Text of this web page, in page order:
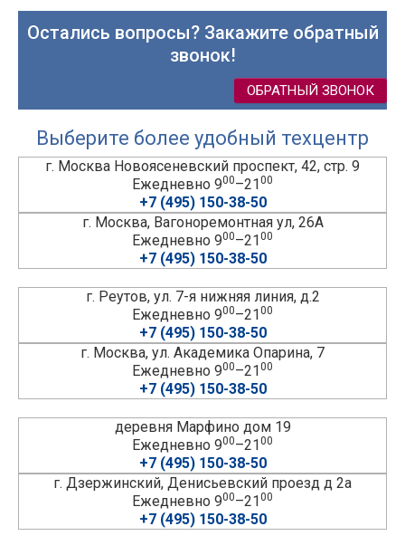
Остались вопросы? Закажите обратный
звонок!
ОБРАТНЫЙ ЗВОНОК
Выберите более удобный техцентр
г. Москва Новоясеневский проспект, 42, стр. 9
Ежедневно 900–2100
+7 (495) 150-38-50
г. Москва, Вагоноремонтная ул, 26А
Ежедневно 900–2100
+7 (495) 150-38-50
г. Реутов, ул. 7-я нижняя линия, д.2
Ежедневно 900–2100
+7 (495) 150-38-50
г. Москва, ул. Академика Опарина, 7
Ежедневно 900–2100
+7 (495) 150-38-50
деревня Марфино дом 19
Ежедневно 900–2100
+7 (495) 150-38-50
г. Дзержинский, Денисьевский проезд д 2а
Ежедневно 900–2100
+7 (495) 150-38-50